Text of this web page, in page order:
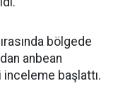
bölgede
anbean
başlattı.